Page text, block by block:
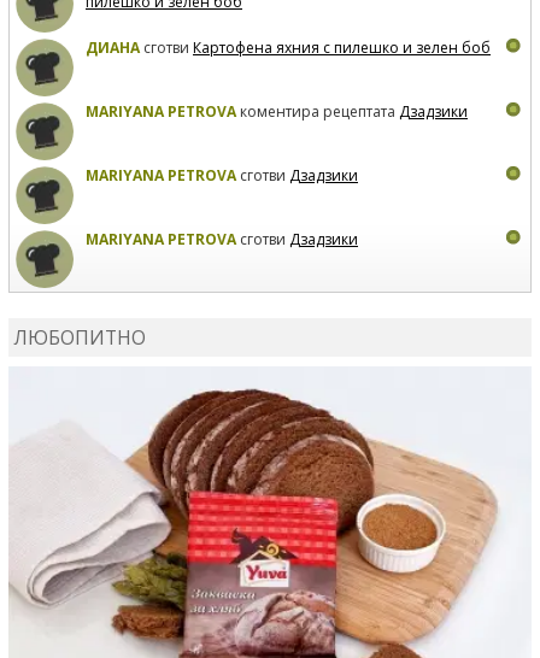
ДИАНАсготви Картофена яхния с пилешко и зелен боб
MARIYANA PETROVAкоментира рецептата Дзадзики
MARIYANA PETROVAсготви Дзадзики
MARIYANA PETROVAсготви Дзадзики
ЛЮБОПИТНО